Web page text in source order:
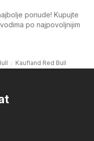
ponude! Kupujte
po najpovoljnijim
Kaufland Red Bull